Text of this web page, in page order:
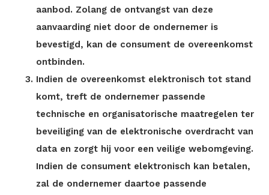
aanbod. Zolang de ontvangst van deze
aanvaarding niet door de ondernemer is
bevestigd, kan de consument de overeenkomst
ontbinden.
Indien de overeenkomst elektronisch tot stand
komt, treft de ondernemer passende
technische en organisatorische maatregelen ter
beveiliging van de elektronische overdracht van
data en zorgt hij voor een veilige webomgeving.
Indien de consument elektronisch kan betalen,
zal de ondernemer daartoe passende